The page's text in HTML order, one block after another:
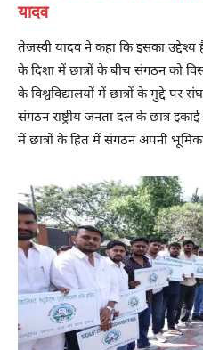
यादव
तेजस्वी यादव ने कहा कि इसका
के दिशा में छात्रों के बीच संगठन को
के विश्वविद्यालयों में छात्रों के मुद्दे
संगठन राष्ट्रीय जनता दल के छात्र
में छात्रों के हित में संगठन अपनी